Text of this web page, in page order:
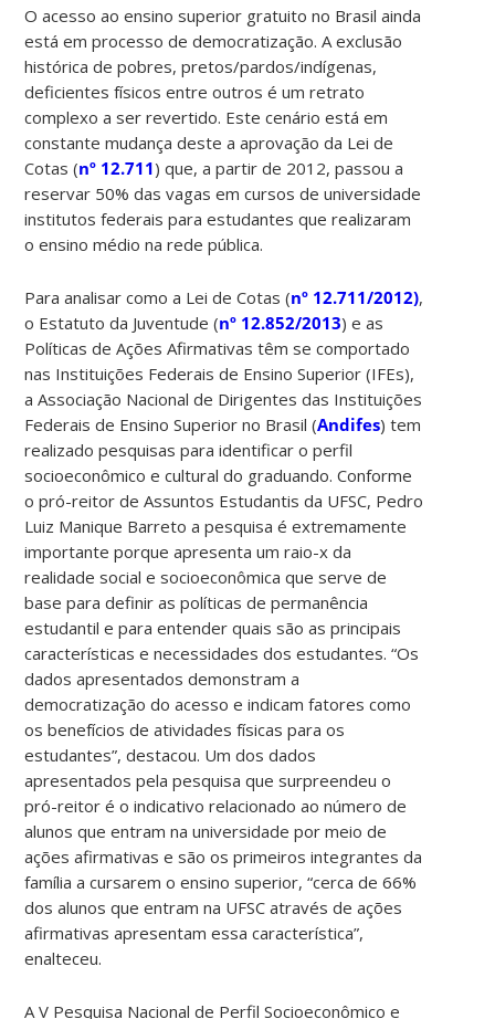
O acesso ao ensino superior gratuito no Brasil ainda
está em processo de democratização. A exclusão
histórica de pobres, pretos/pardos/indígenas,
deficientes físicos entre outros é um retrato
complexo a ser revertido. Este cenário está em
constante mudança deste a aprovação da Lei de
Cotas (nº 12.711) que, a partir de 2012, passou a
reservar 50% das vagas em cursos de universidade
institutos federais para estudantes que realizaram
o ensino médio na rede pública.
Para analisar como a Lei de Cotas (nº 12.711/2012),
o Estatuto da Juventude (nº 12.852/2013) e as
Políticas de Ações Afirmativas têm se comportado
nas Instituições Federais de Ensino Superior (IFEs),
a Associação Nacional de Dirigentes das Instituições
Federais de Ensino Superior no Brasil (Andifes) tem
realizado pesquisas para identificar o perfil
socioeconômico e cultural do graduando. Conforme
o pró-reitor de Assuntos Estudantis da UFSC, Pedro
Luiz Manique Barreto a pesquisa é extremamente
importante porque apresenta um raio-x da
realidade social e socioeconômica que serve de
base para definir as políticas de permanência
estudantil e para entender quais são as principais
características e necessidades dos estudantes. “Os
dados apresentados demonstram a
democratização do acesso e indicam fatores como
os benefícios de atividades físicas para os
estudantes”, destacou. Um dos dados
apresentados pela pesquisa que surpreendeu o
pró-reitor é o indicativo relacionado ao número de
alunos que entram na universidade por meio de
ações afirmativas e são os primeiros integrantes da
família a cursarem o ensino superior, “cerca de 66%
dos alunos que entram na UFSC através de ações
afirmativas apresentam essa característica”,
enalteceu.
A V Pesquisa Nacional de Perfil Socioeconômico e